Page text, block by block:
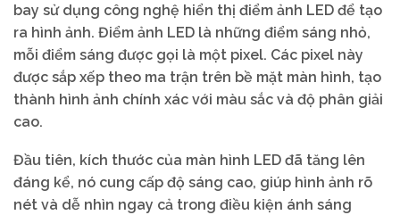
bay sử dụng công nghệ hiển thị điểm ảnh LED để tạo
ra hình ảnh. Điểm ảnh LED là những điểm sáng nhỏ,
mỗi điểm sáng được gọi là một pixel. Các pixel này
được sắp xếp theo ma trận trên bề mặt màn hình, tạo
thành hình ảnh chính xác với màu sắc và độ phân giải
cao.
Đầu tiên, kích thước của màn hình LED đã tăng lên
đáng kể, nó cung cấp độ sáng cao, giúp hình ảnh rõ
nét và dễ nhìn ngay cả trong điều kiện ánh sáng